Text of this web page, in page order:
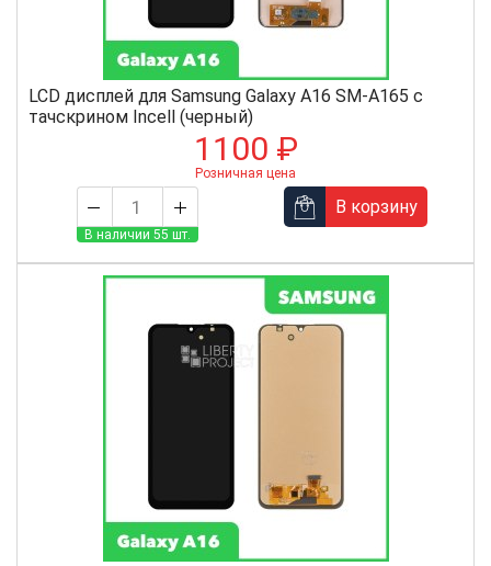
LCD дисплей для Samsung Galaxy A16 SM-A165 с
тачскрином Incell (черный)
1100 ₽
Розничная цена
В наличии 55 шт.
В корзину